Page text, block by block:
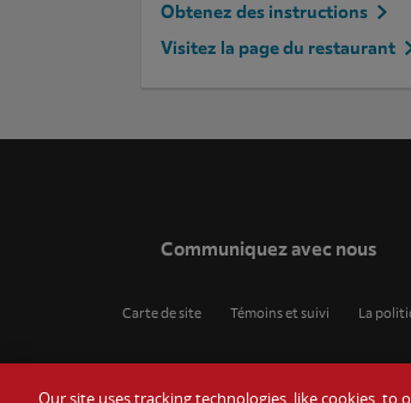
Obtenez des instructions
Visitez la page du restaurant
Communiquez avec nous
Carte de site Témoins et suivi La
Our site uses tracking technologies, like cookies,